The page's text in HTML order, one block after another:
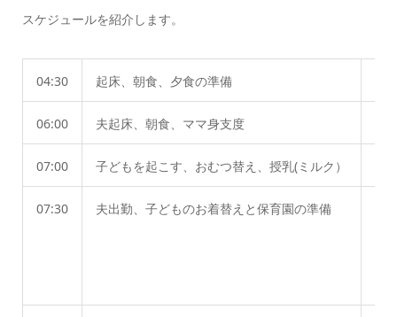
スケジュールを紹介します。
04:30 起床、朝食、夕食の準備
06:00 夫起床、朝食、ママ身支度
07:00 子どもを起こす、おむつ替え、授乳(ミルク）
07:30 夫出勤、子どものお着替えと保育園の準備